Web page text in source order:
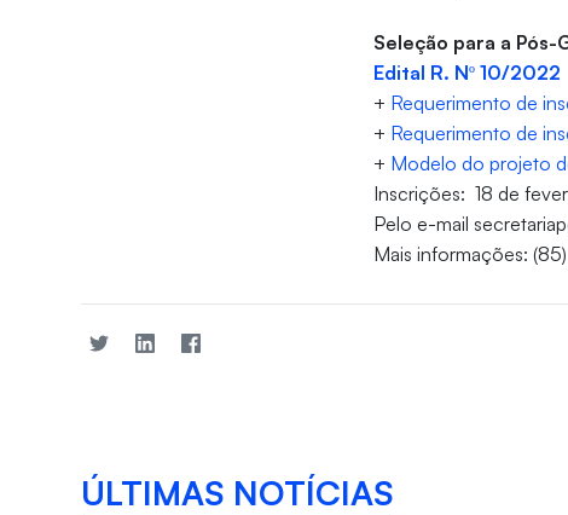
Seleção para a Pós-
Edital R. Nº 10/2022
+ Requerimento de
+ Requerimento de
+ Modelo do projeto
Inscrições: 18 de
Pelo e-mail
Mais informações:
ÚLTIMAS NOTÍCIAS